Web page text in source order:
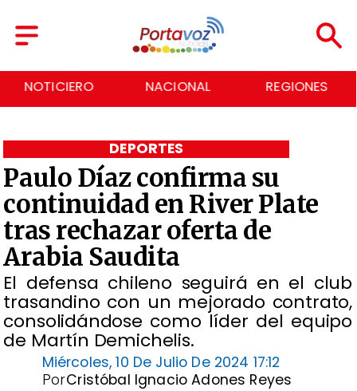
NOTICIERO NACIONAL REGIONES
Paulo Díaz confirma su
continuidad en River Plate
tras rechazar oferta de
Arabia Saudita
​El defensa chileno seguirá en el club
trasandino con un mejorado contrato,
consolidándose como líder del equipo
de Martín Demichelis.
DEPORTES
Miércoles, 10 De Julio De 2024 17:12
Cristóbal Ignacio Adones Reyes
Por